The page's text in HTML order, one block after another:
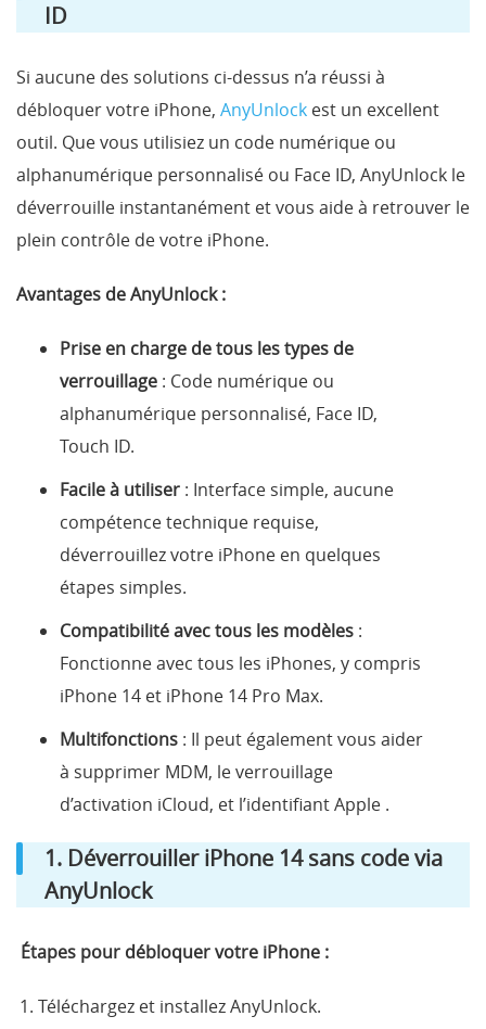
ID
Si aucune des solutions ci-dessus n’a réussi à
débloquer votre iPhone, AnyUnlock est un excellent
outil. Que vous utilisiez un code numérique ou
alphanumérique personnalisé ou Face ID, AnyUnlock le
déverrouille instantanément et vous aide à retrouver le
plein contrôle de votre iPhone.
Avantages de AnyUnlock :
Prise en charge de tous les types de
verrouillage : Code numérique ou
alphanumérique personnalisé, Face ID,
Touch ID.
Facile à utiliser : Interface simple, aucune
compétence technique requise,
déverrouillez votre iPhone en quelques
étapes simples.
Compatibilité avec tous les modèles :
Fonctionne avec tous les iPhones, y compris
iPhone 14 et iPhone 14 Pro Max.
Multifonctions : Il peut également vous aider
à supprimer MDM, le verrouillage
d’activation iCloud, et l’identifiant Apple .
1. Déverrouiller iPhone 14 sans code via
AnyUnlock
Étapes pour débloquer votre iPhone :
Téléchargez et installez AnyUnlock.